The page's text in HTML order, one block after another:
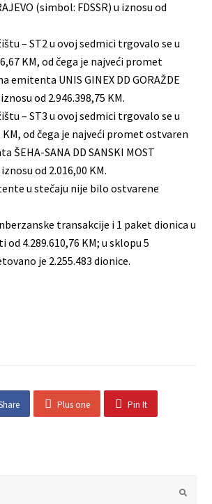
(simbol: FDSSR) u iznosu od
– ST2 u ovoj sedmici trgovalo se u
KM, od čega je najveći promet
emitenta UNIS GINEX DD GORAŽDE
od 2.946.398,75 KM.
– ST3 u ovoj sedmici trgovalo se u
KM, od čega je najveći promet ostvaren
ŠEHA-SANA DD SANSKI MOST
od 2.016,00 KM.
u stečaju nije bilo ostvarene
transakcije i 1 paket dionica u
4.289.610,76 KM; u sklopu 5
je 2.255.483 dionice.
Plus one Pin It
Submit